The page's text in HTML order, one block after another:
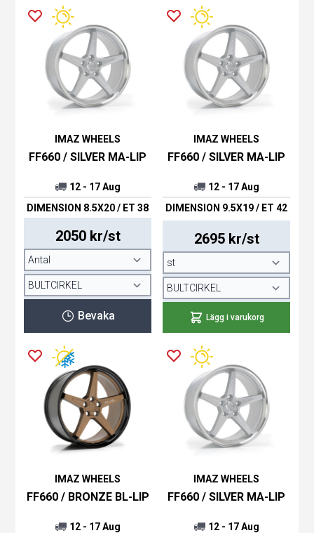
IMAZ WHEELS
FF660 / SILVER MA-LIP
12 - 17 Aug
DIMENSION 8.5X20 / ET 38
2050 kr/st
Bevaka
IMAZ WHEELS
FF660 / SILVER MA-LIP
12 - 17 Aug
DIMENSION 9.5X19 / ET 42
2695 kr/st
Lägg i varukorg
IMAZ WHEELS
FF660 / BRONZE BL-LIP
12 - 17 Aug
IMAZ WHEELS
FF660 / SILVER MA-LIP
12 - 17 Aug